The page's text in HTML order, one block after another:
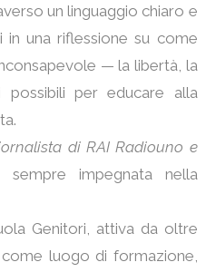
un linguaggio chiaro e
in una riflessione su come
— la libertà, la
per educare alla
di RAI Radiouno e
impegnata nella
Genitori, attiva da oltre
luogo di formazione,